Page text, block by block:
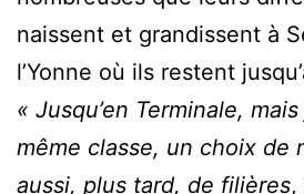
naissent et grandissent à
l’Yonne où ils restent
« Jusqu’en Terminale,
même classe, un choix de
aussi, plus tard, de filières,